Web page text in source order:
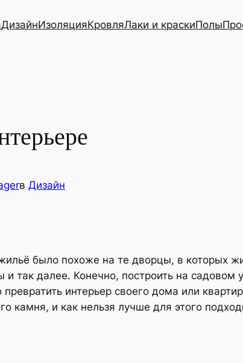
ДизайнИзоляцияКровляЛаки и краскиПолы
в Дизайн
было похоже на те дворцы, в которых
так далее. Конечно, построить на садовом
интерьер своего дома или
камня, и как нельзя лучше для этого